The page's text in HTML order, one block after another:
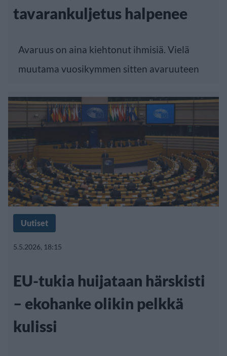
tavarankuljetus halpenee
Avaruus on aina kiehtonut ihmisiä. Vielä
muutama vuosikymmen sitten avaruuteen
Uutiset
5.5.2026, 18:15
EU-tukia huijataan härskisti
– ekohanke olikin pelkkä
kulissi